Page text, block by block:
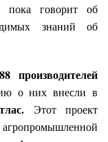
пока говорит об
знаний об
88 производителей
о них внесли в
Этот проект